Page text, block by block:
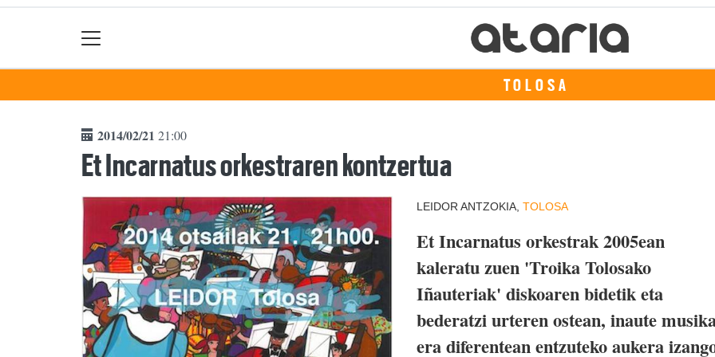
TOLOSA
2014/02/21 21:00
Et Incarnatus orkestraren kontzertua
LEIDOR ANTZOKIA, TOLOSA
Et Incarnatus orkestrak 2005ean
kaleratu zuen 'Troika Tolosako
Iñauteriak' diskoaren bidetik eta
bederatzi urteren ostean, inaute
era diferentean entzuteko aukera